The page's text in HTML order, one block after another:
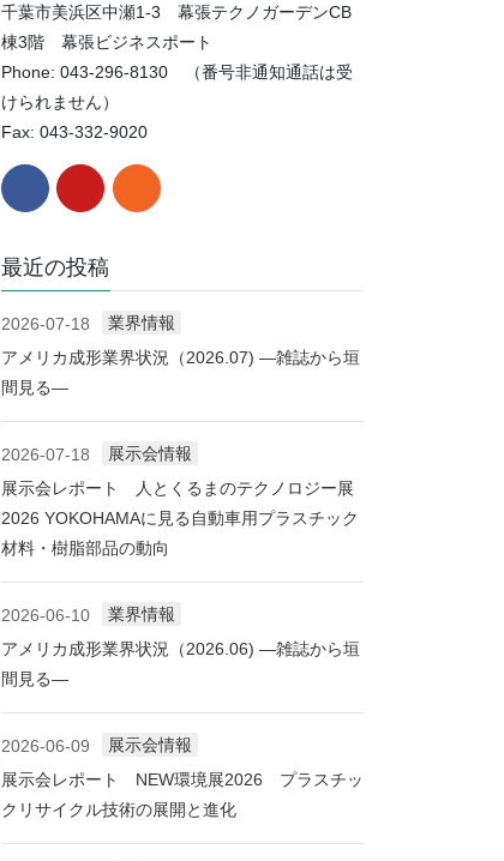
千葉市美浜区中瀬1-3 幕張テクノガーデンCB
棟3階 幕張ビジネスポート
Phone: 043-296-8130 （番号非通知通話は受
けられません）
Fax: 043-332-9020
最近の投稿
2026-07-18
業界情報
アメリカ成形業界状況（2026.07) ―雑誌から垣
間見る―
2026-07-18
展示会情報
展示会レポート 人とくるまのテクノロジー展
2026 YOKOHAMAに見る自動車用プラスチック
材料・樹脂部品の動向
2026-06-10
業界情報
アメリカ成形業界状況（2026.06) ―雑誌から垣
間見る―
2026-06-09
展示会情報
展示会レポート NEW環境展2026 プラスチッ
クリサイクル技術の展開と進化